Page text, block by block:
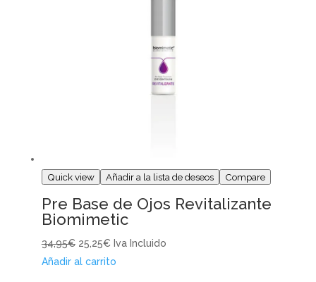
Quick view Añadir a la lista de deseos Compare
Pre Base de Ojos Revitalizante
Biomimetic
34,95€ 25,25€ Iva Incluido
Añadir al carrito